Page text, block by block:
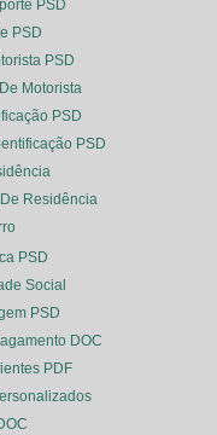
PSD
PSD
PSD
Motorista
PSD
PSD
Residência
PSD
Social
PSD
DOC
PDF